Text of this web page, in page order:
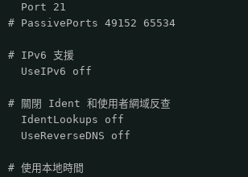
Port 21
# PassivePorts 49152 65534
# IPv6 支援
UseIPv6 off
# 關閉 Ident 和使用者網域反查
IdentLookups off
UseReverseDNS off
# 使用本地時間